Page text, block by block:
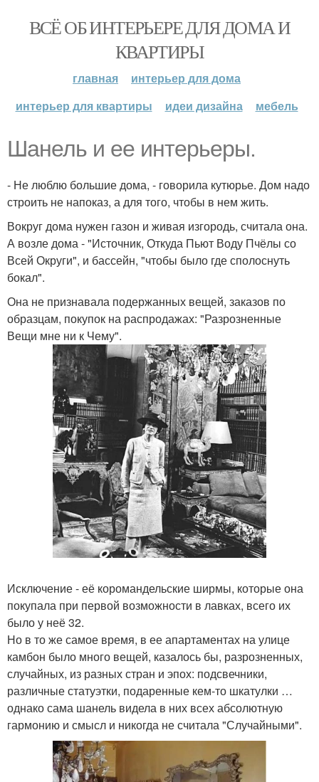
ВСЁ ОБ ИНТЕРЬЕРЕ ДЛЯ ДОМА И
КВАРТИРЫ
главная
интерьер для дома
интерьер для квартиры
идеи дизайна мебель
Шанель и ее интерьеры.
- Не люблю большие дома, - говорила кутюрье. Дом надо
строить не напоказ, а для того, чтобы в нем жить.
Вокруг дома нужен газон и живая изгородь, считала она.
А возле дома - "Источник, Откуда Пьют Воду Пчёлы со
Всей Округи", и бассейн, "чтобы было где сполоснуть
бокал".
Она не признавала подержанных вещей, заказов по
образцам, покупок на распродажах: "Разрозненные
Вещи мне ни к Чему".
Исключение - её коромандельские ширмы, которые она
покупала при первой возможности в лавках, всего их
было у неё 32.
Но в то же самое время, в ее апартаментах на улице
камбон было много вещей, казалось бы, разрозненных,
случайных, из разных стран и эпох: подсвечники,
различные статуэтки, подаренные кем-то шкатулки …
однако сама шанель видела в них всех абсолютную
гармонию и смысл и никогда не считала "Случайными".